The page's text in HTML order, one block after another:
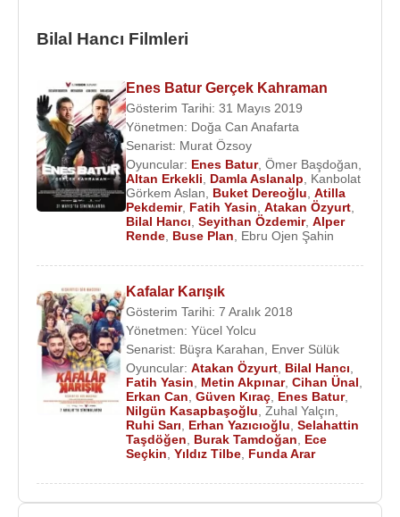
Bilal Hancı Filmleri
Enes Batur Gerçek Kahraman
Gösterim Tarihi: 31 Mayıs 2019
Yönetmen: Doğa Can Anafarta
Senarist: Murat Özsoy
Oyuncular: Enes Batur, Ömer Başdoğan
Altan Erkekli
Damla Aslanalp
Kanbolat
Görkem Aslan
Buket Dereoğlu Atilla
Pekdemir, Fatih Yasin Atakan Özyurt
Bilal Hancı Seyithan Özdemir, Alper
Rende Buse Plan Ebru Ojen Şahin
Kafalar Karışık
Gösterim Tarihi: 7 Aralık 2018
Yönetmen: Yücel Yolcu
Senarist: Büşra Karahan
Enver Sülük
Oyuncular: Atakan Özyurt Bilal Hancı
Fatih Yasin
Metin Akpınar, Cihan Ünal
Erkan Can Güven Kıraç Enes Batur,
Nilgün Kasapbaşoğlu Zuhal Yalçın
Ruhi Sarı
Erhan Yazıcıoğlu Selahattin
Taşdöğen
Burak Tamdoğan
Ece
Seçkin Yıldız Tilbe Funda Arar